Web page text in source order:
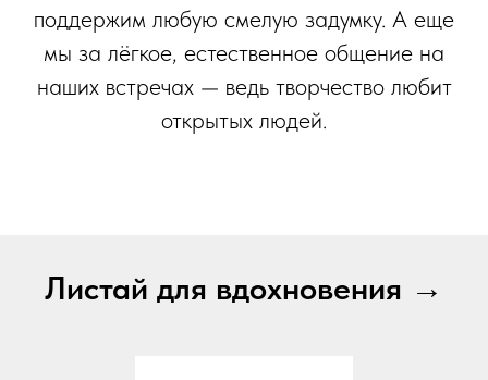
поддержим любую смелую задумку. А еще
мы за лёгкое, естественное общение на
наших встречах — ведь творчество любит
открытых людей.
Листай для вдохновения →